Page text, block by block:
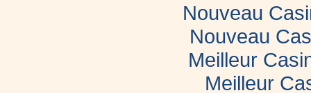
Nouveau
Nouveau
Meilleur
Meilleur